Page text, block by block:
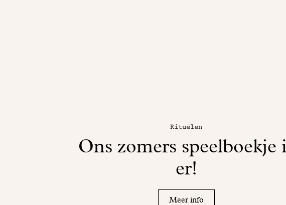
Rituelen
Ons zomers speelboekje
er!
Meer info